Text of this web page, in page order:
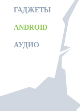
ГАДЖЕТЫ
ANDROID
АУДИО